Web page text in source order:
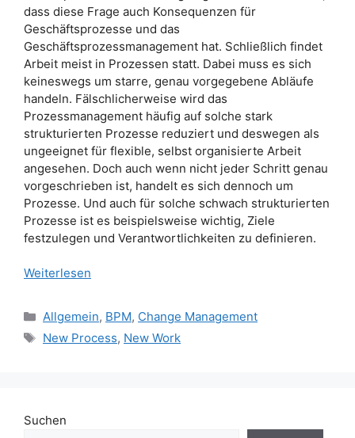
dass diese Frage auch Konsequenzen für
Geschäftsprozesse und das
Geschäftsprozessmanagement hat. Schließlich findet
Arbeit meist in Prozessen statt. Dabei muss es sich
keineswegs um starre, genau vorgegebene Abläufe
handeln. Fälschlicherweise wird das
Prozessmanagement häufig auf solche stark
strukturierten Prozesse reduziert und deswegen als
ungeeignet für flexible, selbst organisierte Arbeit
angesehen. Doch auch wenn nicht jeder Schritt genau
vorgeschrieben ist, handelt es sich dennoch um
Prozesse. Und auch für solche schwach strukturierten
Prozesse ist es beispielsweise wichtig, Ziele
festzulegen und Verantwortlichkeiten zu definieren.
Weiterlesen
Kategorien
Allgemein, BPM, Change Management
Schlagwörter
New Process, New Work
Suchen